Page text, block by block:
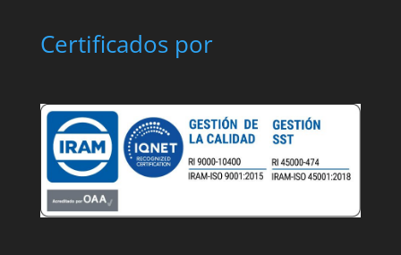
Certificados por